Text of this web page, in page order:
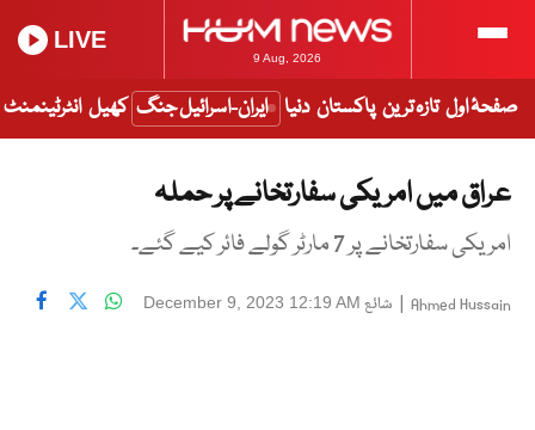
9 Aug, 2026
LIVE
صفحۂ اول تازہ ترین پاکستان دنیا ایران-اسرائیل جنگ کھیل انٹرٹینمنٹ
عراق میں امریکی سفارتخانے پر حملہ
امریکی سفارتخانے پر 7 مارٹر گولے فائر کیے گئے۔
Ahmed Hussain
| شائع December 9, 2023 12:19 AM